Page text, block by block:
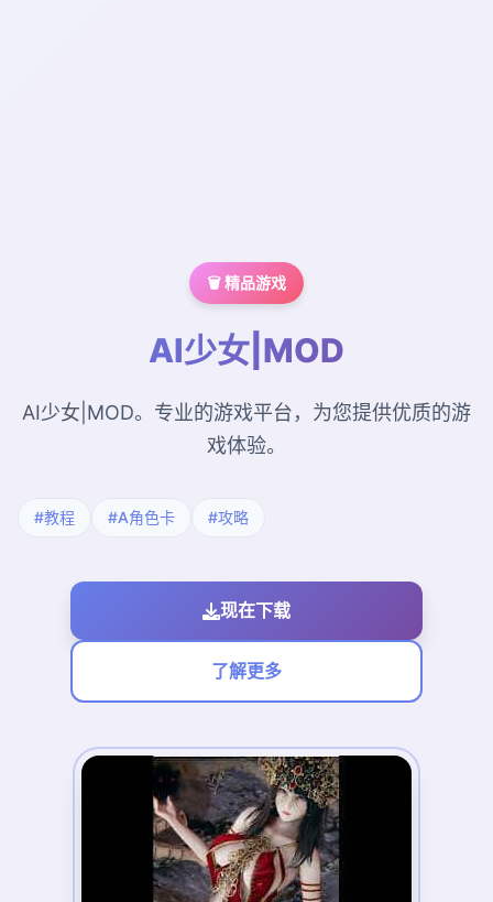
🗑️ 精品游戏
AI少女|MOD
AI少女|MOD。专业的游戏平台，为您提供优质的游
戏体验。
#教程 #A角色卡 #攻略
现在下载
了解更多